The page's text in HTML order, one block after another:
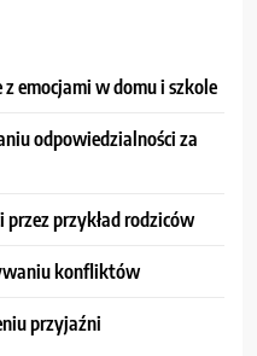
z emocjami w domu i szkole
odpowiedzialności za
przez przykład rodziców
konfliktów
przyjaźni